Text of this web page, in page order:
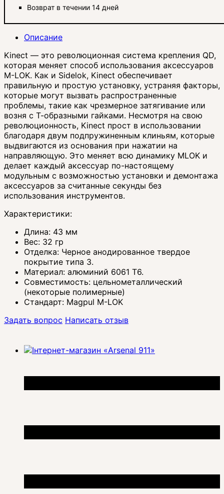
Возврат в течении 14 дней
Описание
Kinect — это революционная система крепления QD,
которая меняет способ использования аксессуаров
M-LOK. Как и Sidelok, Kinect обеспечивает
правильную и простую установку, устраняя факторы,
которые могут вызвать распространенные
проблемы, такие как чрезмерное затягивание или
возня с Т-образными гайками. Несмотря на свою
революционность, Kinect прост в использовании
благодаря двум подпружиненным клиньям, которые
выдвигаются из основания при нажатии на
направляющую. Это меняет всю динамику MLOK и
делает каждый аксессуар по-настоящему
модульным с возможностью установки и демонтажа
аксессуаров за считанные секунды без
использования инструментов.
Характеристики:
Длина: 43 мм
Вес: 32 гр
Отделка: Черное анодированное твердое
покрытие типа 3.
Материал: алюминий 6061 T6.
Совместимость: цельнометаллический
(некоторые полимерные)
Стандарт: Magpul M-LOK
Задать вопрос Написать отзыв